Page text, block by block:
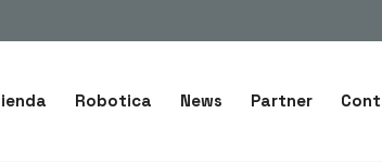
Robotica News Partner